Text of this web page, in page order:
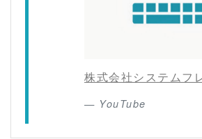
株式会社システムフ
YouTube